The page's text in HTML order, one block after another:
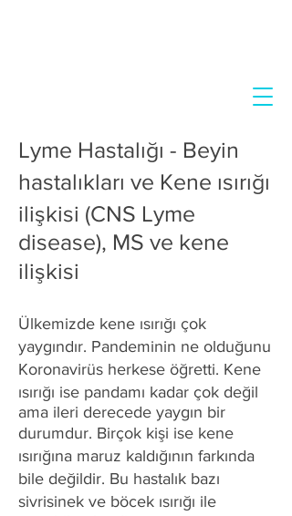
Lyme Hastalığı - Beyin
hastalıkları ve Kene ısırığı
ilişkisi (CNS Lyme
disease), MS ve kene
ilişkisi
Ülkemizde kene ısırığı çok
yaygındır. Pandeminin ne olduğunu
Koronavirüs herkese öğretti. Kene
ısırığı ise pandamı kadar çok değil
ama ileri derecede yaygın bir
durumdur. Birçok kişi ise kene
ısırığına maruz kaldığının farkında
bile değildir. Bu hastalık bazı
sivrisinek ve böcek ısırığı ile